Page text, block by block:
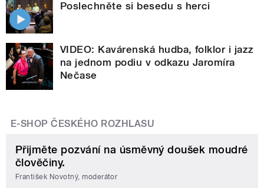
Poslechněte si besedu s herci
VIDEO: Kavárenská hudba, folklor i jazz
na jednom podiu v odkazu Jaromíra
Nečase
E-SHOP ČESKÉHO ROZHLASU
Přijměte pozvání na úsměvný doušek moudré
člověčiny.
František Novotný, moderátor